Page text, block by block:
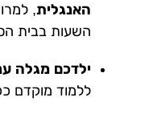
האנגלית,
השעות בבית
ילדכם מגלה
ללמוד מוקדם